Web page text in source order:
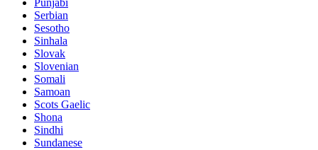
Punjabi
Serbian
Sesotho
Sinhala
Slovak
Slovenian
Somali
Samoan
Scots Gaelic
Shona
Sindhi
Sundanese